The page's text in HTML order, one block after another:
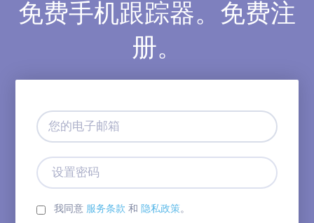
免费手机跟踪器。免费注
册。
子
箱
码
我同意 服务条款 和 隐私政策。